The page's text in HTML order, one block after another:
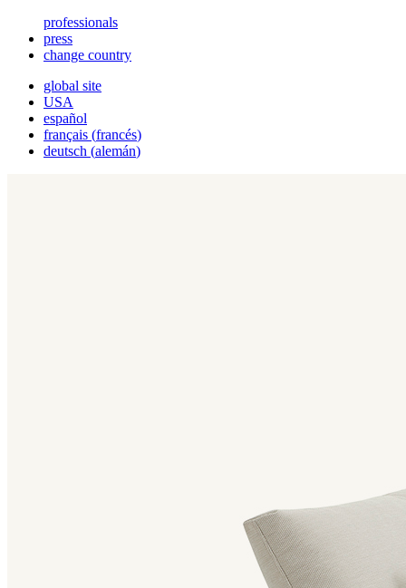
professionals
press
change country
global site
USA
español
français (francés)
deutsch (alemán)